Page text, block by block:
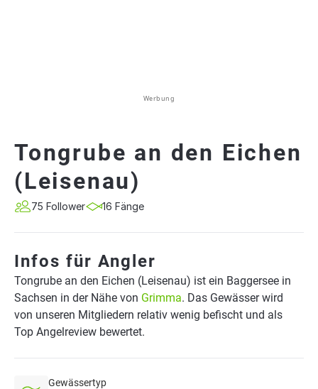
Werbung
Tongrube an den Eichen
(Leisenau)
75 Follower 16 Fänge
Infos für Angler
Tongrube an den Eichen (Leisenau) ist ein Baggersee in
Sachsen in der Nähe von Grimma. Das Gewässer wird
von unseren Mitgliedern relativ wenig befischt und als
Top Angelreview bewertet.
Gewässertyp